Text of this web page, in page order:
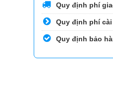
Quy định phí
Quy định phí
Quy định bảo